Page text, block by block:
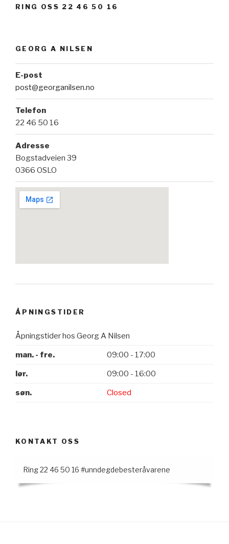
RING OSS 22 46 50 16
GEORG A NILSEN
E-post
post@georganilsen.no
Telefon
22 46 50 16
Adresse
Bogstadveien 39
0366 OSLO
ÅPNINGSTIDER
Åpningstider hos Georg A Nilsen
man. - fre. 09:00 - 17:00
lør. 09:00 - 16:00
søn. Closed
KONTAKT OSS
Ring 22 46 50 16 #unndegdebesteråvarene